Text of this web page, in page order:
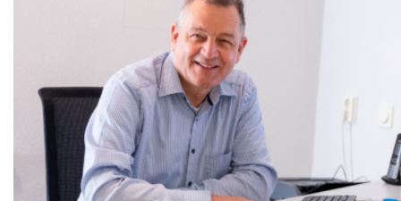
HUISARTSENPOST
PRAKTIJKZAKEN
TARIEVEN
VPHUISARTSEN
MEDISCHE VAKHANDEL
INLOGGEN
REGISTRATIE